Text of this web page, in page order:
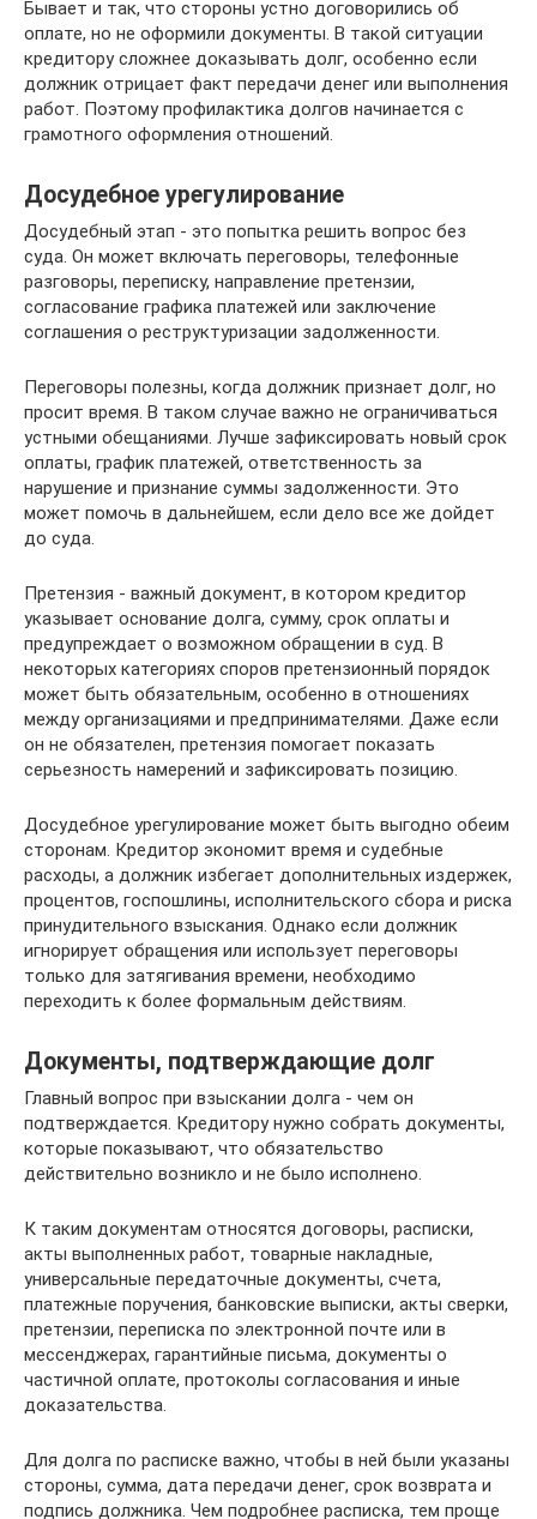
Бывает и так, что стороны устно договорились об
оплате, но не оформили документы. В такой ситуации
кредитору сложнее доказывать долг, особенно если
должник отрицает факт передачи денег или выполнения
работ. Поэтому профилактика долгов начинается с
грамотного оформления отношений.
Досудебное урегулирование
Досудебный этап - это попытка решить вопрос без
суда. Он может включать переговоры, телефонные
разговоры, переписку, направление претензии,
согласование графика платежей или заключение
соглашения о реструктуризации задолженности.
Переговоры полезны, когда должник признает долг, но
просит время. В таком случае важно не ограничиваться
устными обещаниями. Лучше зафиксировать новый срок
оплаты, график платежей, ответственность за
нарушение и признание суммы задолженности. Это
может помочь в дальнейшем, если дело все же дойдет
до суда.
Претензия - важный документ, в котором кредитор
указывает основание долга, сумму, срок оплаты и
предупреждает о возможном обращении в суд. В
некоторых категориях споров претензионный порядок
может быть обязательным, особенно в отношениях
между организациями и предпринимателями. Даже если
он не обязателен, претензия помогает показать
серьезность намерений и зафиксировать позицию.
Досудебное урегулирование может быть выгодно обеим
сторонам. Кредитор экономит время и судебные
расходы, а должник избегает дополнительных издержек,
процентов, госпошлины, исполнительского сбора и риска
принудительного взыскания. Однако если должник
игнорирует обращения или использует переговоры
только для затягивания времени, необходимо
переходить к более формальным действиям.
Документы, подтверждающие долг
Главный вопрос при взыскании долга - чем он
подтверждается. Кредитору нужно собрать документы,
которые показывают, что обязательство
действительно возникло и не было исполнено.
К таким документам относятся договоры, расписки,
акты выполненных работ, товарные накладные,
универсальные передаточные документы, счета,
платежные поручения, банковские выписки, акты сверки,
претензии, переписка по электронной почте или в
мессенджерах, гарантийные письма, документы о
частичной оплате, протоколы согласования и иные
доказательства.
Для долга по расписке важно, чтобы в ней были указаны
стороны, сумма, дата передачи денег, срок возврата и
подпись должника. Чем подробнее расписка, тем проще